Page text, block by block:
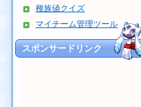
種族値クイズ
マイチーム管理ツール
スポンサードリンク